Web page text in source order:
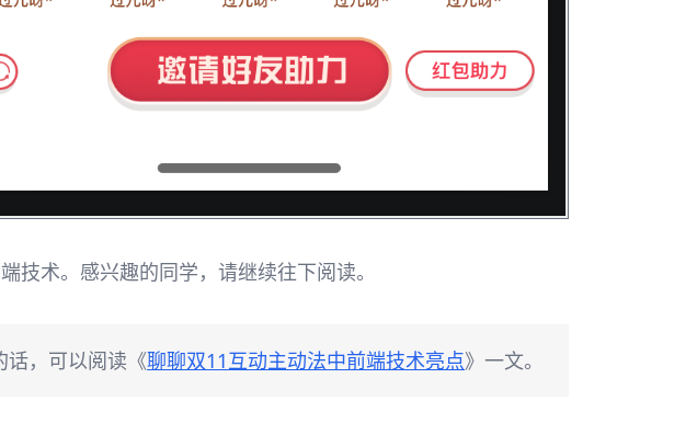
技术。感兴趣的同学，请继续往下阅读。
话，可以阅读《聊聊双11互动主动法中前端技术亮点》一文。